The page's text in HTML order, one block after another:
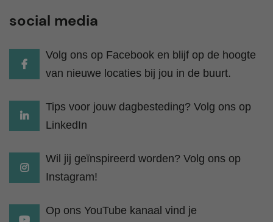
social media
Volg ons op Facebook en blijf op de hoogte
van nieuwe locaties bij jou in de buurt.
Tips voor jouw dagbesteding? Volg ons op
LinkedIn
Wil jij geïnspireerd worden? Volg ons op
Instagram!
Op ons YouTube kanaal vind je